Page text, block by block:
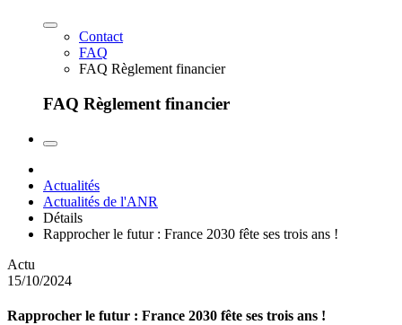
Contact
FAQ
FAQ Règlement financier
FAQ Règlement financier
Actualités
Actualités de l'ANR
Détails
Rapprocher le futur : France 2030 fête ses trois ans !
Actu
15/10/2024
Rapprocher le futur : France 2030 fête ses trois ans !